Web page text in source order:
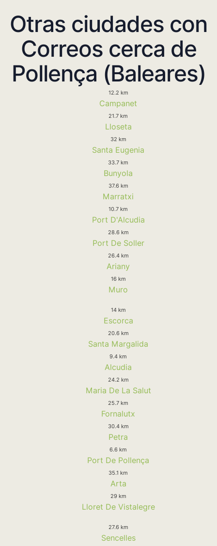
Otras ciudades con
Correos cerca de
Pollença (Baleares)
12.2 km
Campanet
21.7 km
Lloseta
32 km
Santa Eugenia
33.7 km
Bunyola
37.6 km
Marratxi
10.7 km
Port D'Alcudia
28.6 km
Port De Soller
26.4 km
Ariany
16 km
Muro
14 km
Escorca
20.6 km
Santa Margalida
9.4 km
Alcudia
24.2 km
Maria De La Salut
25.7 km
Fornalutx
30.4 km
Petra
6.6 km
Port De Pollença
35.1 km
Arta
29 km
Lloret De Vistalegre
27.6 km
Sencelles